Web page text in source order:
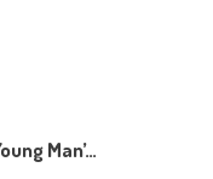
Man’…